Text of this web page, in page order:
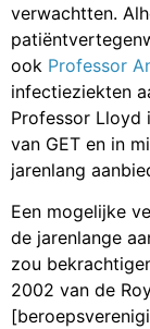
verwachtten.
ook Professor
infectieziekten
Professor Lloyd
van GET en in
jarenlang
Een mogelijke
de jarenlange
zou
2002 van de